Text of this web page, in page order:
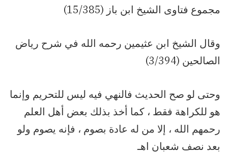
مجموع فتاوى الشيخ ابن باز (15/385)
وقال الشيخ ابن عثيمين رحمه الله في شرح رياض
الصالحين (3/394)
وحتى لو صح الحديث فالنهي فيه ليس للتحريم وإنما
هو للكراهة فقط ، كما أخذ بذلك بعض أهل العلم
رحمهم الله ، إلا من له عادة بصوم ، فإنه يصوم ولو
بعد نصف شعبان اهـ